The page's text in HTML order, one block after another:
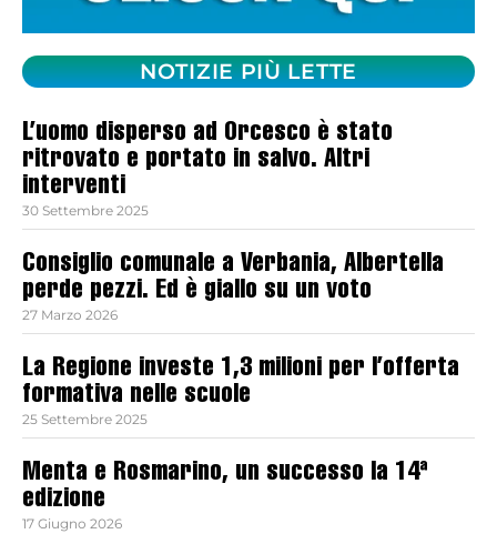
NOTIZIE PIÙ LETTE
L’uomo disperso ad Orcesco è stato
ritrovato e portato in salvo. Altri
interventi
30 Settembre 2025
Consiglio comunale a Verbania, Albertella
perde pezzi. Ed è giallo su un voto
27 Marzo 2026
La Regione investe 1,3 milioni per l’offerta
formativa nelle scuole
25 Settembre 2025
Menta e Rosmarino, un successo la 14ª
edizione
17 Giugno 2026